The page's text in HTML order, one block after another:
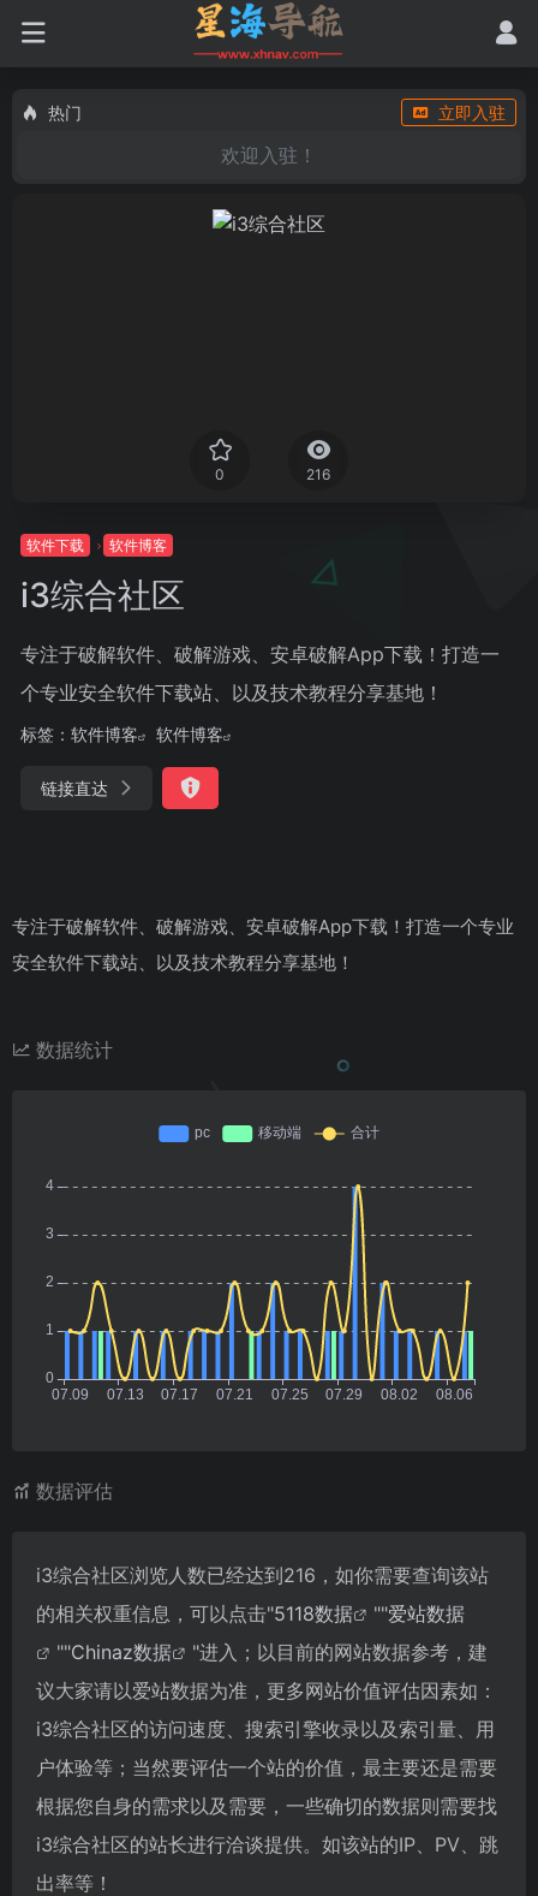
热门 立即入驻
欢迎入驻！
0 216
软件下载 软件博客
i3综合社区
专注于破解软件、破解游戏、安卓破解App下载！打造一
个专业安全软件下载站、以及技术教程分享基地！
标签： 软件博客 软件博客
链接直达
专注于破解软件、破解游戏、安卓破解App下载！打造一个专业
安全软件下载站、以及技术教程分享基地！
数据统计
数据评估
i3综合社区浏览人数已经达到216，如你需要查询该站
的相关权重信息，可以点击"5118数据 ""爱站数据
""Chinaz数据
"进入；以目前的网站数据参考，建
议大家请以爱站数据为准，更多网站价值评估因素如：
i3综合社区的访问速度、搜索引擎收录以及索引量、用
户体验等；当然要评估一个站的价值，最主要还是需要
根据您自身的需求以及需要，一些确切的数据则需要找
i3综合社区的站长进行洽谈提供。如该站的IP、PV、跳
出率等！